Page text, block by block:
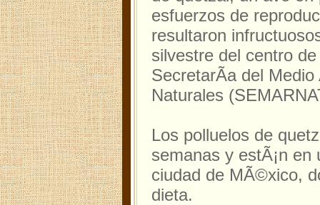
esfuerzos de
resultaron
silvestre del centro
SecretarÃ­a del
Naturales
Los polluelos de
semanas y estÃ¡n
ciudad de MÃ©xico,
dieta.